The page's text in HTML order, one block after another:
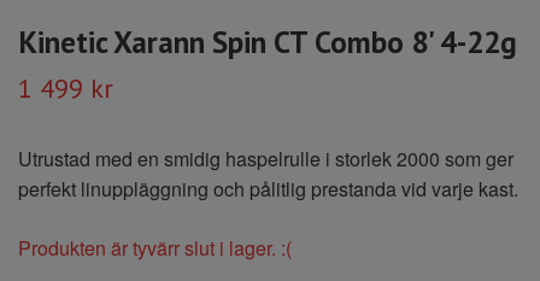
Kinetic Xarann Spin CT Combo 8' 4-22g
1 499 kr
Utrustad med en smidig haspelrulle i storlek 2000 som ger
perfekt linuppläggning och pålitlig prestanda vid varje kast.
Produkten är tyvärr slut i lager. :(